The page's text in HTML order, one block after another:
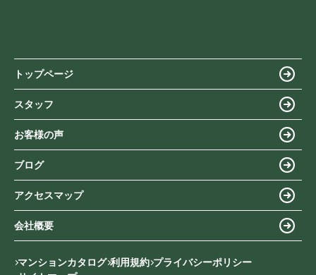
トップページ
スタッフ
お客様の声
ブログ
アクセスマップ
会社概要
マンションカタログ 利用規約 プライバシーポリシー